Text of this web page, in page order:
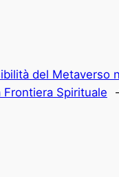
del Metaverso
Spirituale